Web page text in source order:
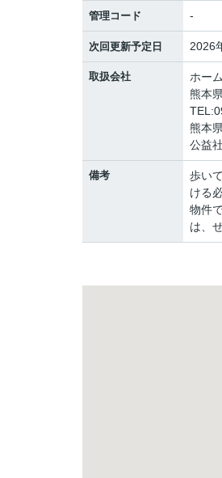
管理コード -
次回更新予定日 2026
取扱会社
ホー
熊本
熊本
公益
備考
歩い
ける
物件
は、